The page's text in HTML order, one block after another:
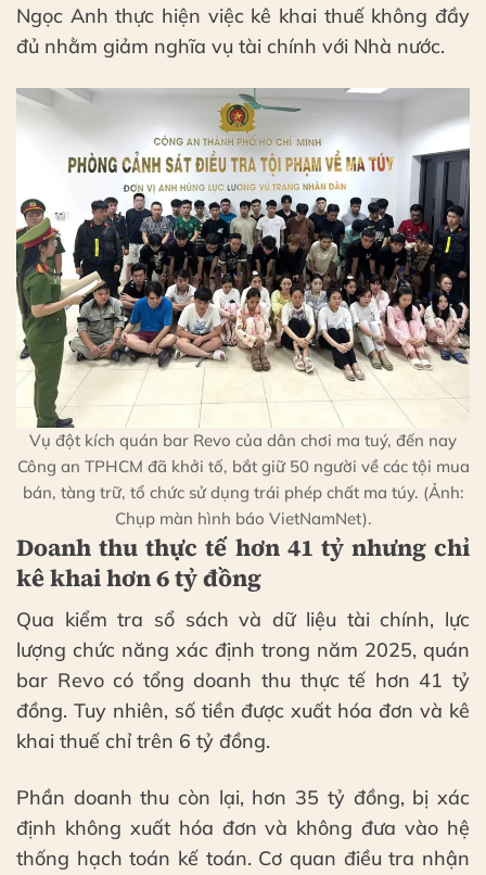
Ngọc Anh thực hiện việc kê khai thuế không đầy
đủ nhằm giảm nghĩa vụ tài chính với Nhà nước.
Vụ đột kích quán bar Revo của dân chơi ma tuý, đến nay
Công an TPHCM đã khởi tố, bắt giữ 50 người về các tội mua
bán, tàng trữ, tổ chức sử dụng trái phép chất ma túy. (Ảnh:
Chụp màn hình báo VietNamNet).
Doanh thu thực tế hơn 41 tỷ nhưng chỉ
kê khai hơn 6 tỷ đồng
Qua kiểm tra sổ sách và dữ liệu tài chính, lực
lượng chức năng xác định trong năm 2025, quán
bar Revo có tổng doanh thu thực tế hơn 41 tỷ
đồng. Tuy nhiên, số tiền được xuất hóa đơn và kê
khai thuế chỉ trên 6 tỷ đồng.
Phần doanh thu còn lại, hơn 35 tỷ đồng, bị xác
định không xuất hóa đơn và không đưa vào hệ
thống hạch toán kế toán. Cơ quan điều tra nhận